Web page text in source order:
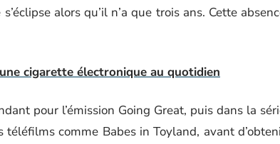
alors qu’il n’a que trois ans. Cette
cigarette électronique au quotidien
pour l’émission Going Great, puis dans la
comme Babes in Toyland, avant